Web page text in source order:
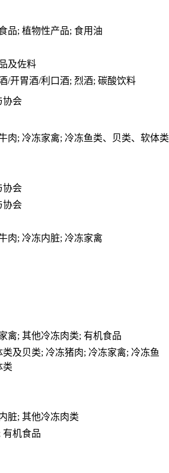
品; 植物性产品; 食用油
及佐料
/开胃酒/利口酒; 烈酒; 碳酸饮料
协会
肉; 冷冻家禽; 冷冻鱼类、贝类、软体类
协会
协会
肉; 冷冻内脏; 冷冻家禽
禽; 其他冷冻肉类; 有机食品
及贝类; 冷冻猪肉; 冷冻家禽; 冷冻鱼
类
脏; 其他冷冻肉类
有机食品